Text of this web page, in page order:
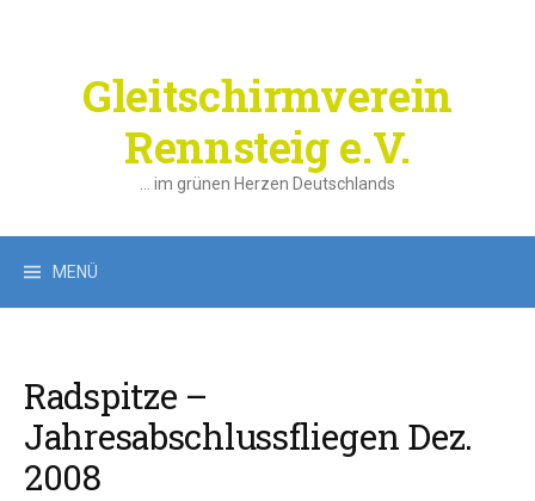
Gleitschirmverein
Rennsteig e.V.
… im grünen Herzen Deutschlands
MENÜ
Radspitze –
Jahresabschlussfliegen Dez.
2008